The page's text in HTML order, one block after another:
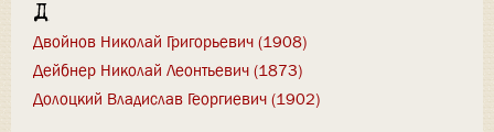
Д
Двойнов Николай Григорьевич (1908)
Дейбнер Николай Леонтьевич (1873)
Долоцкий Владислав Георгиевич (1902)